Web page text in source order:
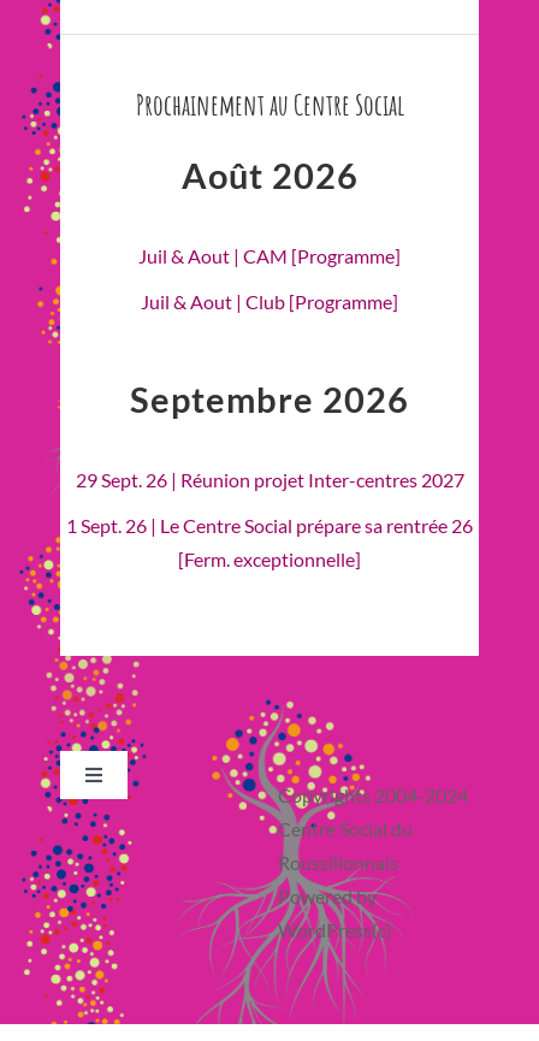
Prochainement au Centre Social
Août 2026
Juil & Aout | CAM [Programme]
Juil & Aout | Club [Programme]
Septembre 2026
29 Sept. 26 | Réunion projet Inter-centres 2027
1 Sept. 26 | Le Centre Social prépare sa rentrée 26
[Ferm. exceptionnelle]
Toggle
Navigation
Retour en Haut
Actualité
France Services
Copyrights 2004-2024
Centre Social du
Roussillonnais
Powered by
WordPress(c)